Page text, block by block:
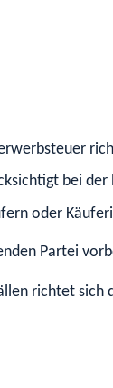
bei der
oder
Partei
richtet sich